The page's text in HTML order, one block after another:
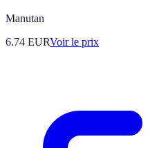
Manutan
6.74 EURVoir le prix